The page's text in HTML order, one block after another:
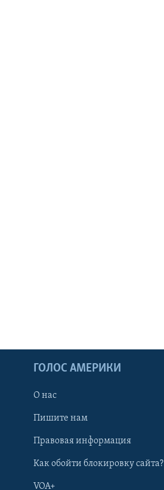
ГОЛОС АМЕРИКИ
О нас
Пишите нам
Правовая информация
Как обойти блокировку сайта?
VOA+